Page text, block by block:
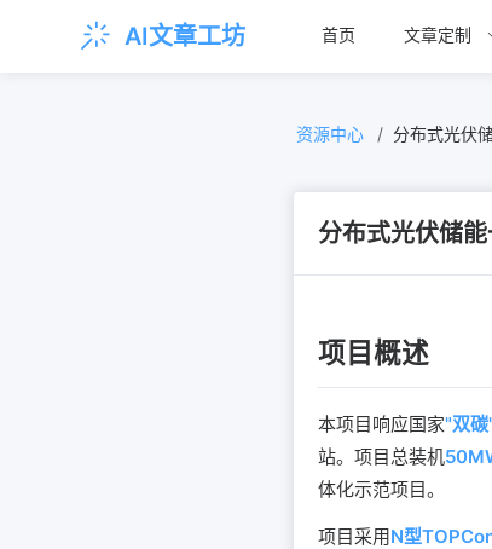
AI文章工坊 首页 文章定制
资源中心 / 分布式光伏
分布式光伏储
项目概述
本项目响应国家"双
站。项目总装机
体化示范项目。
项目采用N型